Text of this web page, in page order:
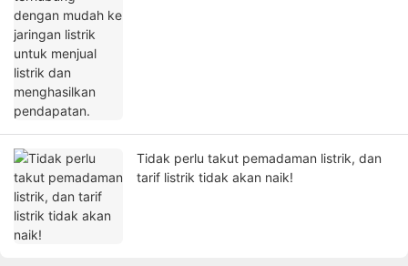
Tidak perlu takut pemadaman listrik, dan
tarif listrik tidak akan naik!